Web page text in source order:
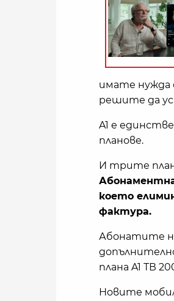
имате нужда
решите да
A1 е
планове.
И трите
което
фактура.
Абонатите
плана A1 ТВ
Новите